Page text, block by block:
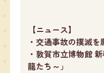
【ニュース】
・交通事故の撲滅
・敦賀市立博物館
龍たち～」